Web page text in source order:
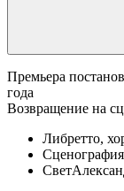
Премьера
года
Возвращение на
Либретто,
Свет